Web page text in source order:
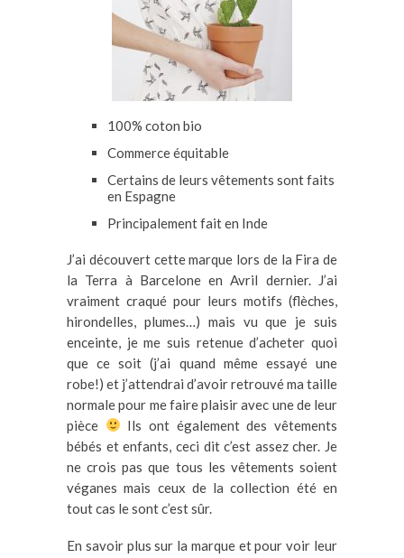
100% coton bio
Commerce équitable
Certains de leurs vêtements sont faits
en Espagne
Principalement fait en Inde
J’ai découvert cette marque lors de la Fira de
la Terra à Barcelone en Avril dernier. J’ai
vraiment craqué pour leurs motifs (flèches,
hirondelles, plumes…) mais vu que je suis
enceinte, je me suis retenue d’acheter quoi
que ce soit (j’ai quand même essayé une
robe!) et j’attendrai d’avoir retrouvé ma taille
normale pour me faire plaisir avec une de leur
pièce
Ils ont également des vêtements
bébés et enfants, ceci dit c’est assez cher. Je
ne crois pas que tous les vêtements soient
véganes mais ceux de la collection été en
tout cas le sont c’est sûr.
En savoir plus sur la marque et pour voir leur